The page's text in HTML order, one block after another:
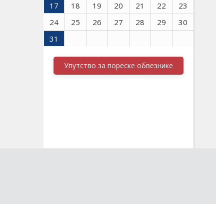
17
18 19 20 21 22
23
24
25 26 27 28 29
30
31
Упутство за пореске обвезнике